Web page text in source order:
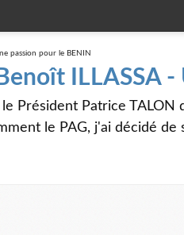
ILLASSA
Président Patrice
le PAG, j'ai décidé